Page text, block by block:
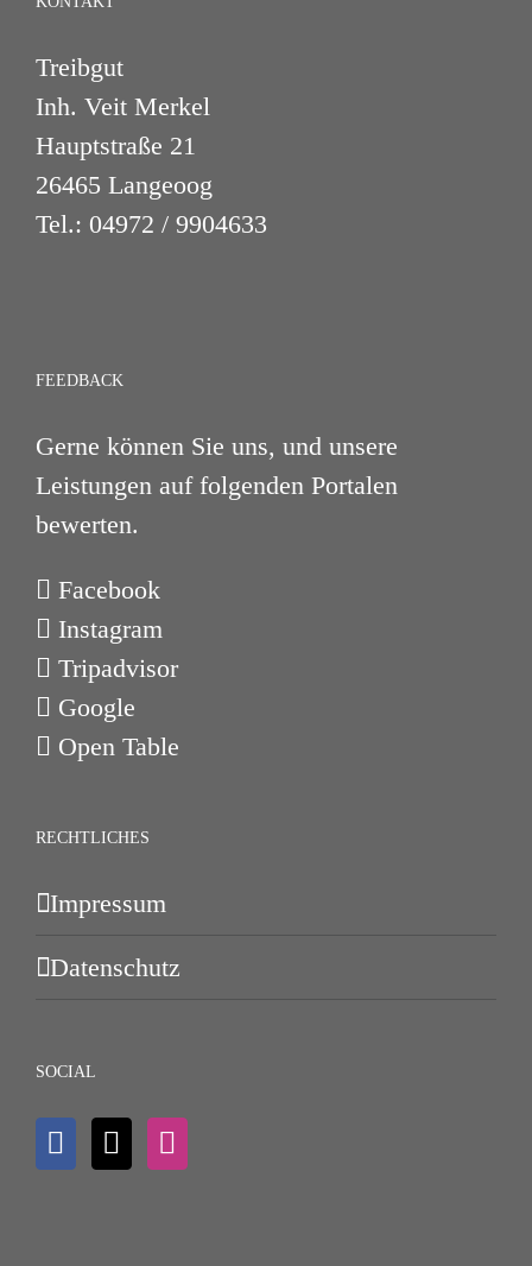
Treibgut
Inh. Veit Merkel
Hauptstraße 21
26465 Langeoog
Tel.: 04972 / 9904633
FEEDBACK
Gerne können Sie uns, und unsere
Leistungen auf folgenden Portalen
bewerten.
Facebook
Instagram
Tripadvisor
Google
Open Table
RECHTLICHES
Impressum
Datenschutz
SOCIAL